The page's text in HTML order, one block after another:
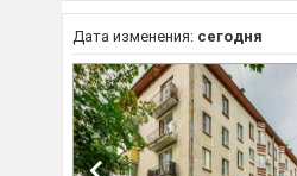
Дата изменения: сегодня